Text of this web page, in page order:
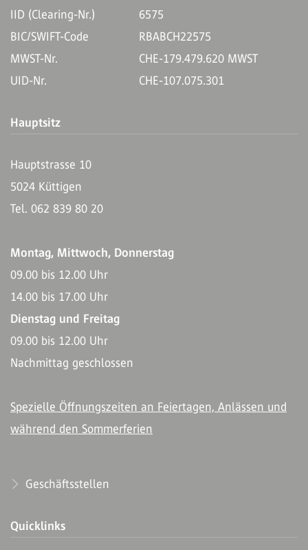
IID (Clearing-Nr.)
6575
BIC/SWIFT-Code
RBABCH22575
MWST-Nr.
CHE-179.479.620 MWST
UID-Nr.
CHE-107.075.301
Hauptsitz
Hauptstrasse 10
5024 Küttigen
Tel. 062 839 80 20
Montag, Mittwoch, Donnerstag
09.00 bis 12.00 Uhr
14.00 bis 17.00 Uhr
Dienstag und Freitag
09.00 bis 12.00 Uhr
Nachmittag geschlossen
Spezielle Öffnungszeiten an Feiertagen, Anlässen und
während den Sommerferien
Geschäftsstellen
Quicklinks